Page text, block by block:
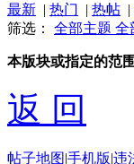
最新 | 热门 | 热帖 |
筛选： 全部主题 全
本版块或指定的范
返 回
帖子地图|手机版|违